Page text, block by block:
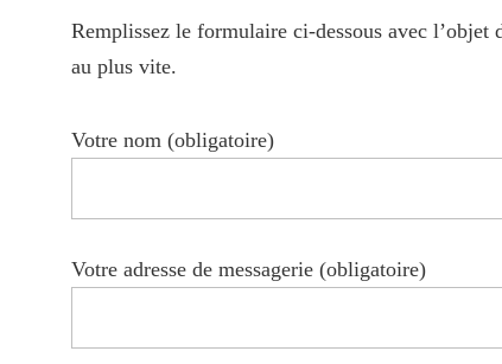
Remplissez le formulaire ci-dessous avec l’objet
au plus vite.
Votre nom (obligatoire)
Votre adresse de messagerie (obligatoire)